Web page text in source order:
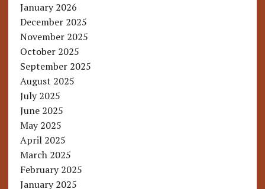
January 2026
December 2025
November 2025
October 2025
September 2025
August 2025
July 2025
June 2025
May 2025
April 2025
March 2025
February 2025
January 2025